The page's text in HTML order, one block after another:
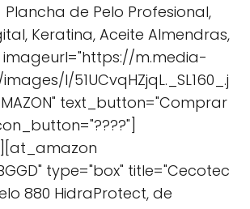
de Pelo Profesional,
Keratina, Aceite Almendras,
imageurl="https://m.media-
I/51UCvqHZjqL._SL160_.j
text_button="Comprar
type="box" title="Cecotec
880 HidraProtect, de